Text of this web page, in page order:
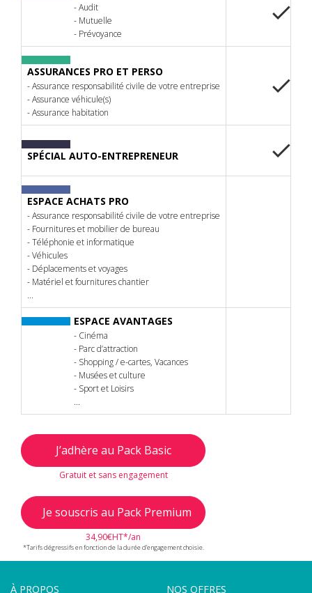
-Audit
- Mutuelle
- Prévoyance
ASSURANCES PRO ET PERSO
-Assurance responsabilité civile de votre entreprise
-Assurance véhicule(s)
-Assurance habitation
SPÉCIAL AUTO-ENTREPRENEUR
ESPACE ACHATS PRO
- Assurance responsabilité civile de votre entreprise
- Fournitures et mobilier de bureau
- Téléphonie et informatique
- Véhicules
- Déplacements et voyages
- Matériel et fournitures chantier
...
ESPACE AVANTAGES
- Cinéma
- Parc d’attraction
- Shopping / e-cartes, Vacances
- Musées et culture
- Sport et Loisirs
...
J’adhère au Pack Basic
Gratuit et sans engagement
Je souscris au Pack Premium
34,90€HT*/an
*Tarifs dégressifs en fonction de la durée d’engagement choisie.
À PROPOS NOS OFFRES